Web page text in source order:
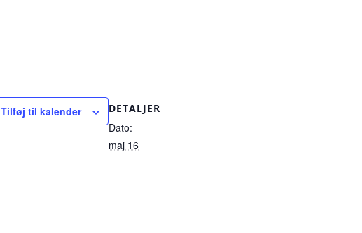
Tilføj til kalender DETALJER
Dato:
maj 16